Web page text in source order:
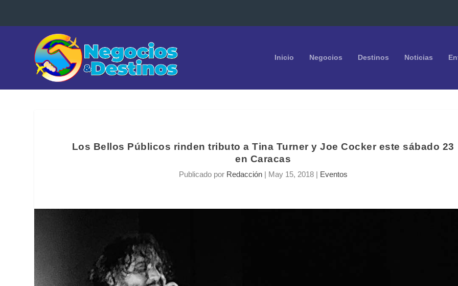
Inicio Negocios Destinos Noticias
Los Bellos Públicos rinden tributo a Tina Turner y Joe Cocker este sábado 23
en Caracas
Publicado por Redacción| May 15, 2018| Eventos